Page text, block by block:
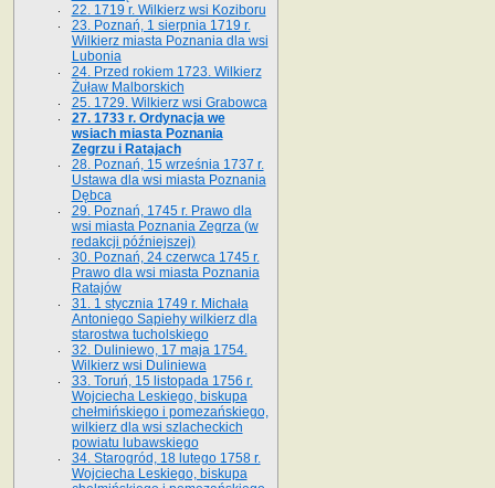
22. 1719 r. Wilkierz wsi Koziboru
23. Poznań, 1 sierpnia 1719 r.
Wilkierz miasta Poznania dla wsi
Lubonia
24. Przed rokiem 1723. Wilkierz
Żuław Malborskich
25. 1729. Wilkierz wsi Grabowca
27. 1733 r. Ordynacja we
wsiach miasta Poznania
Zegrzu i Ratajach
28. Poznań, 15 września 1737 r.
Ustawa dla wsi miasta Poznania
Dębca
29. Poznań, 1745 r. Prawo dla
wsi miasta Poznania Zegrza (w
redakcji późniejszej)
30. Poznań, 24 czerwca 1745 r.
Prawo dla wsi miasta Poznania
Ratajów
31. 1 stycznia 1749 r. Michała
Antoniego Sapiehy wilkierz dla
starostwa tucholskiego
32. Duliniewo, 17 maja 1754.
Wilkierz wsi Duliniewa
33. Toruń, 15 listopada 1756 r.
Wojciecha Leskiego, biskupa
chełmińskiego i pomezańskiego,
wilkierz dla wsi szlacheckich
powiatu lubawskiego
34. Starogród, 18 lutego 1758 r.
Wojciecha Leskiego, biskupa